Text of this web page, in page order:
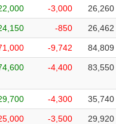
-3,000 26,260
-850 26,462
-9,742 84,809
-4,400 83,550
-4,300 35,740
-3,500 29,920